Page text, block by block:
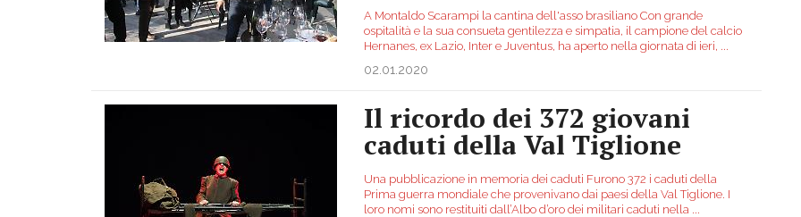
A Montaldo Scarampi la cantina dell'asso brasiliano Con grande
ospitalità e la sua consueta gentilezza e simpatia, il campione del calcio
Hernanes, ex Lazio, Inter e Juventus, ha aperto nella giornata di ieri,
02.01.2020
Il ricordo dei 372 giovani
caduti della Val Tiglione
Una pubblicazione in memoria dei caduti Furono 372 i caduti della
Prima guerra mondiale che provenivano dai paesi della Val Tiglione. I
loro nomi sono restituiti dall’Albo d’oro dei militari caduti nella